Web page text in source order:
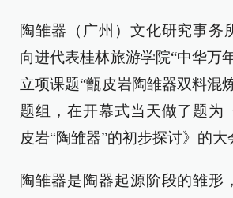
陶雏器（广州）文化研究事务
向进代表桂林旅游学院“中华万
立项课题“甑皮岩陶雏器双料混
题组，在开幕式当天做了题为
皮岩“陶雏器”的初步探讨》的大
陶雏器是陶器起源阶段的雏形